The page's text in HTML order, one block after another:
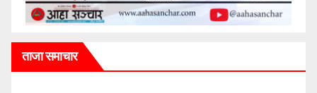
ताजा समाचार